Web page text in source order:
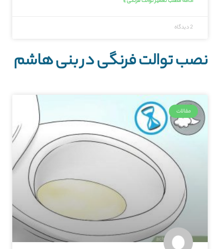
2 دیدگاه
نصب توالت فرنگی در بنی هاشم
مقالات